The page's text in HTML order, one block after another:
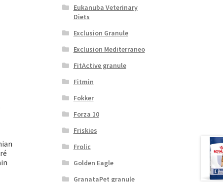
Eukanuba Veterinary
Diets
Exclusion Granule
Exclusion Mediterraneo
FitActive granule
Fitmin
Fokker
Forza 10
Friskies
Frolic
Golden Eagle
GranataPet granule